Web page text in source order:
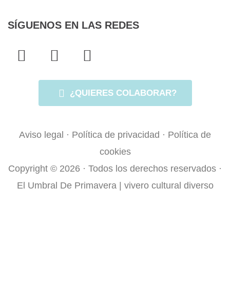
SÍGUENOS EN LAS REDES
F
a
o
-
f
T
w
i
t
r
I
n
s
t
a
r
m
¿QUIERES COLABORAR?
Aviso legal · Política de privacidad · Política de
cookies
Copyright © 2026 · Todos los derechos reservados ·
El Umbral De Primavera | vivero cultural diverso